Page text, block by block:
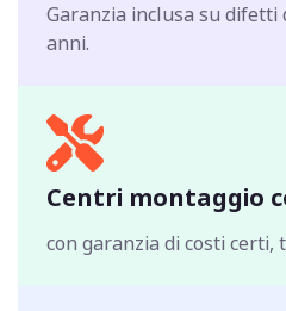
Garanzia inclusa su difetti
anni.
Centri montaggio
con garanzia di costi certi,